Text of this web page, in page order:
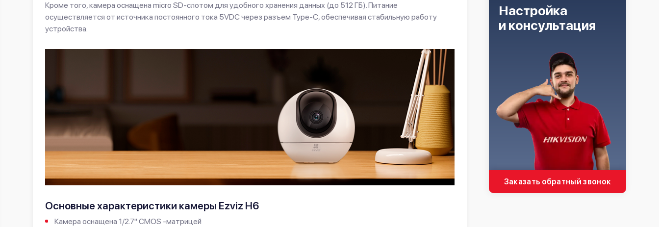
Настройка
и консультация
Заказать обратный звонок
Кроме того, камера оснащена micro SD-слотом для удобного хранения данных (до 512 ГБ). Питание
осуществляется от источника постоянного тока 5VDC через разъем Type-C, обеспечивая стабильную работу
устройства.
Основные характеристики камеры Ezviz H6
Камера оснащена 1/2.7" CMOS -матрицей